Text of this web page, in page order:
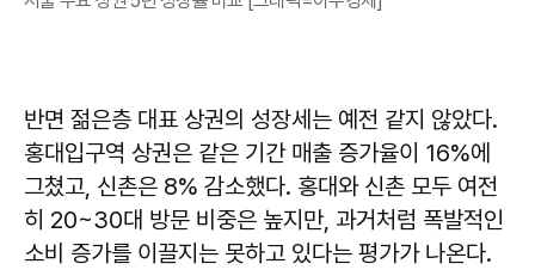
반면 젊은층 대표 상권의 성장세는 예전 같지 않았다.
홍대입구역 상권은 같은 기간 매출 증가율이 16%에
그쳤고, 신촌은 8% 감소했다. 홍대와 신촌 모두 여전
히 20~30대 방문 비중은 높지만, 과거처럼 폭발적인
소비 증가를 이끌지는 못하고 있다는 평가가 나온다.